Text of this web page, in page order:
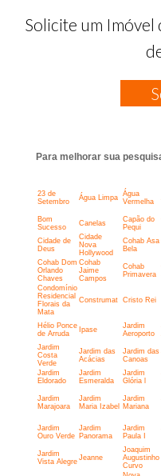
Solicite um Imóvel
Para melhorar sua
23 de
Setembro
Água Limpa
Água
Vermelha
Bom
Sucesso
Canelas
Capão do
Pequi
Cidade de
Deus
Cidade
Nova
Hollywood
Cohab Asa
Bela
Cohab Dom
Orlando
Chaves
Cohab
Jaime
Campos
Cohab
Primavera
Condomínio
Residencial
Florais da
Mata
Construmat Cristo Rei
Hélio Ponce
de Arruda
Ipase
Jardim
Aeroporto
Jardim
Costa
Verde
Jardim das
Acácias
Jardim das
Canoas
Jardim
Eldorado
Jardim
Esmeralda
Jardim
Glória l
Jardim
Marajoara
Jardim
Maria Izabel
Jardim
Mariana
Jardim
Ouro Verde
Jardim
Panorama
Jardim
Paula I
Jardim
Vista Alegre Jeanne
Joaquim
Augustinho
Curvo